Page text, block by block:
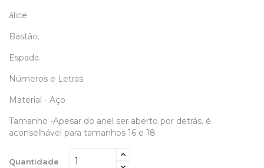
álice
Bastão.
Espada.
Números e Letras.
Material - Aço
Tamanho -Apesar do anel ser aberto por detrás. é
aconselhável para tamanhos 16 e 18
Quantidade